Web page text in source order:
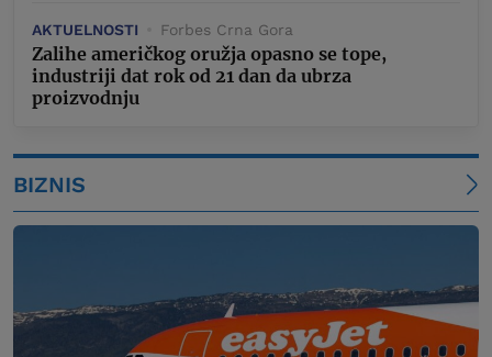
AKTUELNOSTI Forbes Crna Gora
Zalihe američkog oružja opasno se tope,
industriji dat rok od 21 dan da ubrza
proizvodnju
BIZNIS